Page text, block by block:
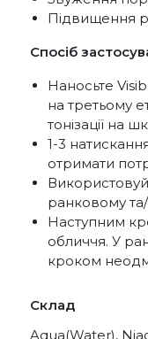
Підвищення
Спосіб
Наносьте
на третьому
тонізації на
1-3
отримати
ранковому
Наступним
обличчя. У
кроком
Склад
Aqua(Water),